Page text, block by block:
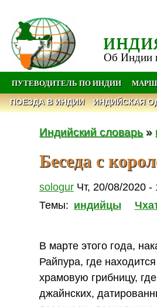
Об Индии
ПУТЕВОДИТЕЛЬ ПО ИНДИИ
ПОЕЗДА В ИНДИИ ИНДИЙСКАЯ
Индийский словарь»
Беседа с
sologur Чт, 20/08/2020 -
Темы: индийцы
В марте этого года,
Райпура, где
храмовую грибницу,
джайнских,